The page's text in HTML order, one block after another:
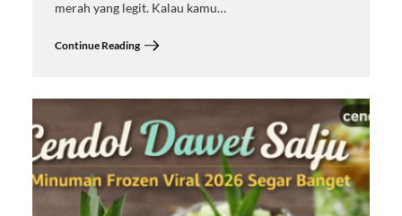
merah yang legit. Kalau kamu…
Continue Reading